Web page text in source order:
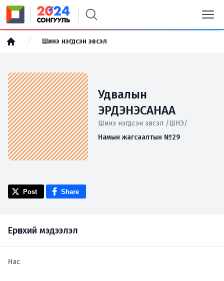
Шинэ нэгдсэн эвсэл
Удвалын
ЭРДЭНЭСАНАА
Шинэ нэгдсэн эвсэл /ШНЭ/
Намын жагсаалтын №29
Post Share
Ерөнхий мэдээлэл
Нас